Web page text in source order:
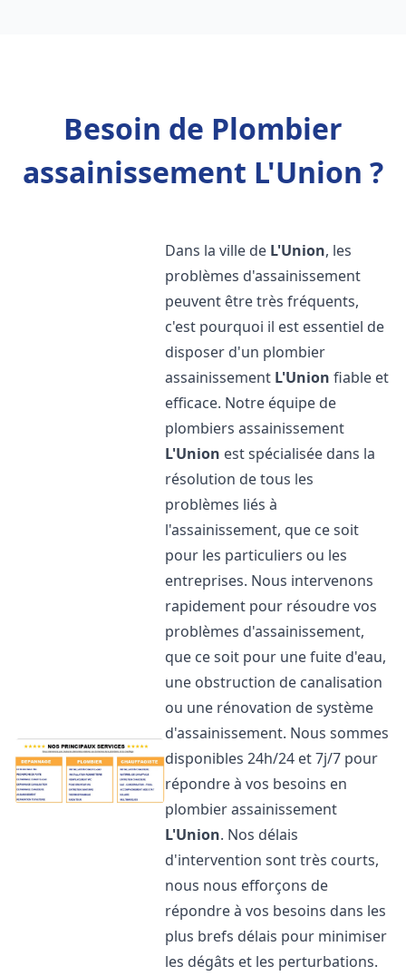
Besoin de Plombier
assainissement L'Union ?
Dans la ville de L'Union, les
problèmes d'assainissement
peuvent être très fréquents,
c'est pourquoi il est essentiel de
disposer d'un plombier
assainissement L'Union fiable et
efficace. Notre équipe de
plombiers assainissement
L'Union est spécialisée dans la
résolution de tous les
problèmes liés à
l'assainissement, que ce soit
pour les particuliers ou les
entreprises. Nous intervenons
rapidement pour résoudre vos
problèmes d'assainissement,
que ce soit pour une fuite d'eau,
une obstruction de canalisation
ou une rénovation de système
d'assainissement. Nous sommes
disponibles 24h/24 et 7j/7 pour
répondre à vos besoins en
plombier assainissement
L'Union. Nos délais
d'intervention sont très courts,
nous nous efforçons de
répondre à vos besoins dans les
plus brefs délais pour minimiser
les dégâts et les perturbations.